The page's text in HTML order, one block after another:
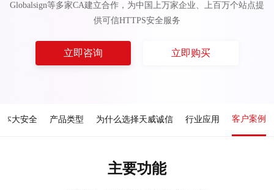
Globalsign等多家CA建立合作，为中国上万家企业、上百万个站点提
供可信HTTPS安全服务
立即咨询 立即购买
本大安全 产品类型 为什么选择天威诚信 行业应用 客户案例
主要功能